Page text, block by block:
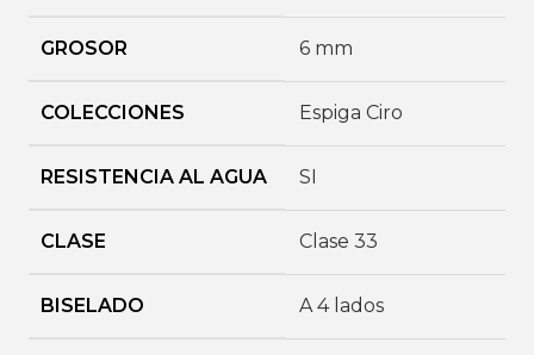
GROSOR 6 mm
COLECCIONES Espiga Ciro
RESISTENCIA AL AGUA SI
CLASE Clase 33
BISELADO A 4 lados